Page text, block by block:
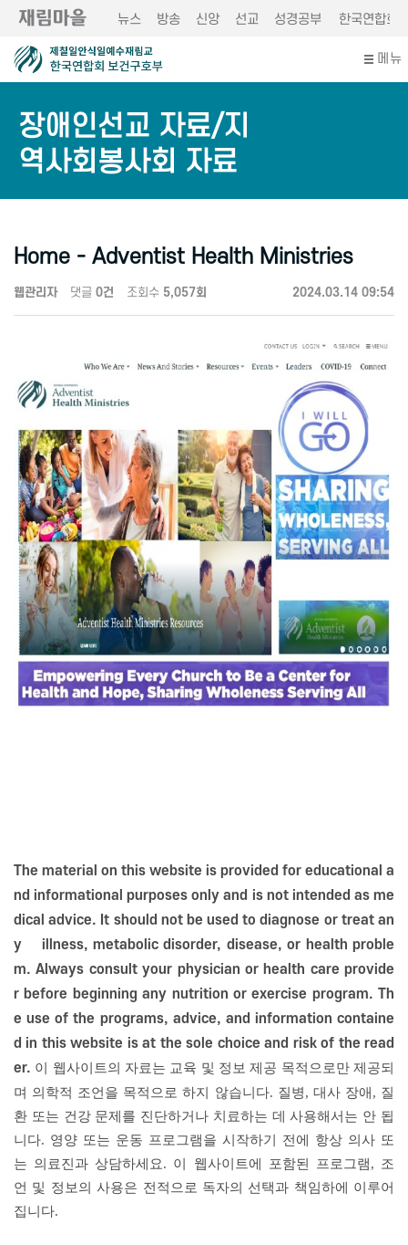
뉴스 방송 신앙 선교 성경공부 한국연합회
메뉴
장애인선교 자료/지
역사회봉사회 자료
Home - Adventist Health Ministries
웹관리자 댓글 0건 조회수 5,057회 2024.03.14 09:54
The material on this website is provided for educational a
nd informational purposes only and is not intended as me
dical advice. It should not be used to diagnose or treat an
y illness, metabolic disorder, disease, or health proble
m. Always consult your physician or health care provide
r before beginning any nutrition or exercise program. Th
e use of the programs, advice, and information containe
d in this website is at the sole choice and risk of the read
er. 이 웹사이트의 자료는 교육 및 정보 제공 목적으로만 제공되
며 의학적 조언을 목적으로 하지 않습니다. 질병, 대사 장애, 질
환 또는 건강 문제를 진단하거나 치료하는 데 사용해서는 안 됩
니다. 영양 또는 운동 프로그램을 시작하기 전에 항상 의사 또
는 의료진과 상담하세요. 이 웹사이트에 포함된 프로그램, 조
언 및 정보의 사용은 전적으로 독자의 선택과 책임하에 이루어
집니다.